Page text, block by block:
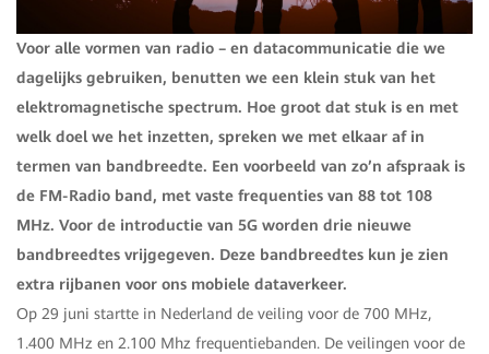
Voor alle vormen van radio – en datacommunicatie die we
dagelijks gebruiken, benutten we een klein stuk van het
elektromagnetische spectrum. Hoe groot dat stuk is en met
welk doel we het inzetten, spreken we met elkaar af in
termen van bandbreedte. Een voorbeeld van zo’n afspraak is
de FM-Radio band, met vaste frequenties van 88 tot 108
MHz. Voor de introductie van 5G worden drie nieuwe
bandbreedtes vrijgegeven. Deze bandbreedtes kun je zien
extra rijbanen voor ons mobiele dataverkeer.
Op 29 juni startte in Nederland de veiling voor de 700 MHz,
1.400 MHz en 2.100 Mhz frequentiebanden. De veilingen voor de